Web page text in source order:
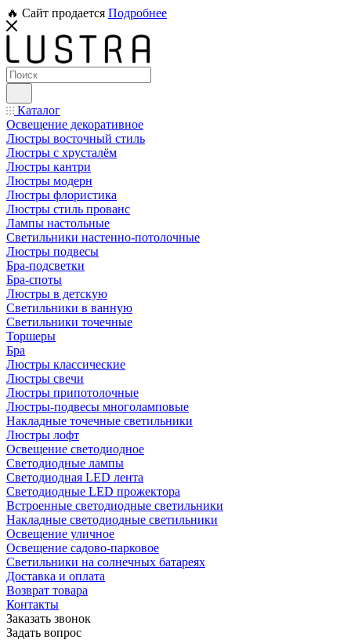
🔥 Сайт продается Подробнее
Каталог
Освещение декоративное
Люстры восточный стиль
Люстры с хрусталём
Люстры кантри
Люстры модерн
Люстры флористика
Люстры стиль прованс
Лампы настольные
Светильники настенно-потолочные
Люстры подвесы
Бра-подсветки
Бра-споты
Люстры в детскую
Светильники в ванную
Светильники точечные
Торшеры
Бра
Люстры классические
Люстры свечи
Люстры припотолочные
Люстры-подвесы многоламповые
Накладные точечные светильники
Люстры лофт
Освещение светодиодное
Светодиодные лампы
Светодиодная LED лента
Светодиодные LED прожектора
Встроенные светодиодные светильники
Накладные светодиодные светильники
Освещение уличное
Освещение садово-парковое
Светильники на солнечных батареях
Доставка и оплата
Возврат товара
Контакты
Заказать звонок
Задать вопрос